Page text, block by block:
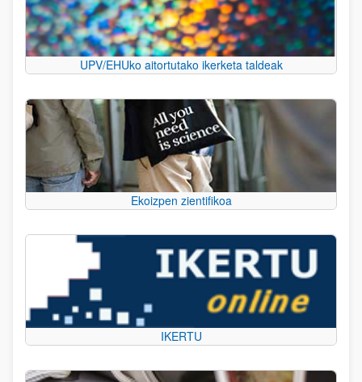
UPV/EHUko aitortutako ikerketa taldeak
Ekoizpen zientifikoa
IKERTU